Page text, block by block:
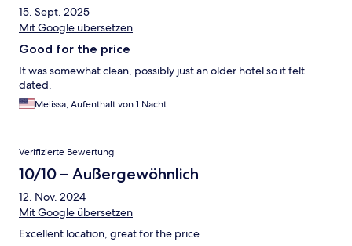
15. Sept. 2025
Mit Google übersetzen
Good for the price
It was somewhat clean, possibly just an older hotel so it felt
dated.
Melissa, Aufenthalt von 1 Nacht
Verifizierte Bewertung
10/10 – Außergewöhnlich
12. Nov. 2024
Mit Google übersetzen
Excellent location, great for the price